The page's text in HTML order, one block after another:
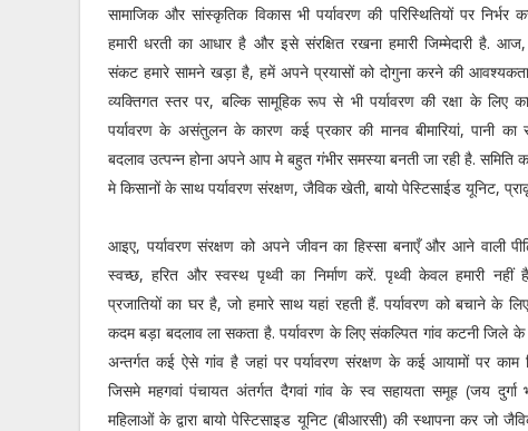
सामाजिक और सांस्कृतिक विकास भी पर्यावरण की परिस्थितियों पर निर्भर
हमारी धरती का आधार है और इसे संरक्षित रखना हमारी जिम्मेदारी है. आज,
संकट हमारे सामने खड़ा है, हमें अपने प्रयासों को दोगुना करने की
व्यक्तिगत स्तर पर, बल्कि सामूहिक रूप से भी पर्यावरण की रक्षा के लिए
पर्यावरण के असंतुलन के कारण कई प्रकार की मानव बीमारियां, पानी
बदलाव उत्पन्न होना अपने आप मे बहुत गंभीर समस्या बनती जा रही है.
मे किसानों के साथ पर्यावरण संरक्षण, जैविक खेती, बायो पेस्टिसाईड यूनिट,
आइए, पर्यावरण संरक्षण को अपने जीवन का हिस्सा बनाएँ और आने वाली
स्वच्छ, हरित और स्वस्थ पृथ्वी का निर्माण करें. पृथ्वी केवल हमारी
प्रजातियों का घर है, जो हमारे साथ यहां रहती हैं. पर्यावरण को बचाने के लिए
कदम बड़ा बदलाव ला सकता है. पर्यावरण के लिए संकल्पित गांव कटनी जिले के
अन्तर्गत कई ऐसे गांव है जहां पर पर्यावरण संरक्षण के कई आयामों पर काम
जिसमे महगवां पंचायत अंतर्गत दैगवां गांव के स्व सहायता समूह (जय दुर्गा
महिलाओं के द्वारा बायो पेस्टिसाइड यूनिट (बीआरसी) की स्थापना कर जो